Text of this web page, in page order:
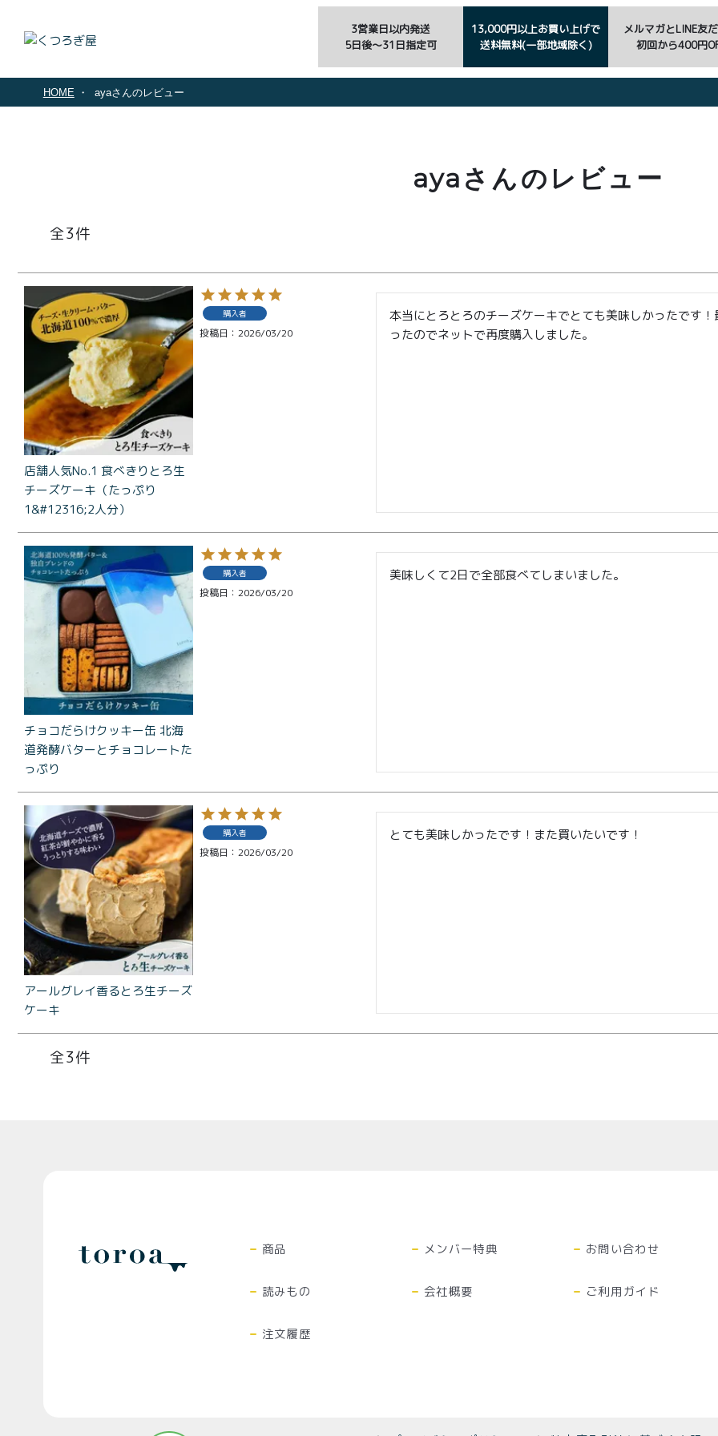
3営業日以内発送
5日後〜31日指定可
13,000円以上お買い上げで
送料無料(一部地域除く)
メルマガとLINE友
初回から400円
とろ生ガ
トーショ
コラ
とろ生 ま
とめ買い
お得セッ
ト
お中元
toroaTea
焼き菓子
メルマガ
会員様限
定
toroa夏
のアウト
レットセ
お問い合
わせ
HOME ayaさんのレビュー
ayaさんのレビュー
3
店舗人気No.1 食べきりとろ生
チーズケーキ（たっぷり
1&#12316;2人分）
購入者
投稿日 2026/03/20
本当にとろとろのチーズケーキでとても美味しかったです
ったのでネットで再度購入しました。
チョコだらけクッキー缶 北海
道発酵バターとチョコレートた
っぷり
購入者
投稿日 2026/03/20
美味しくて2日で全部食べてしまいました。
アールグレイ香るとろ生チーズ
ケーキ
購入者
投稿日 2026/03/20
とても美味しかったです！また買いたいです！
3
商品
読みもの
注文履歴
メンバー特典
会社概要
お問い合わせ
ご利用ガイド